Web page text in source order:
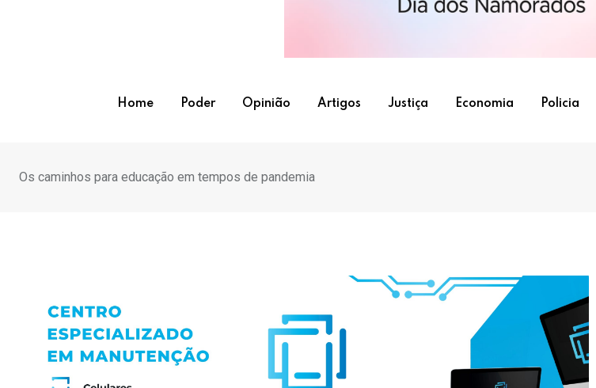
Home Poder Opinião Artigos Justiça Economia Policia
Os caminhos para educação em tempos de pandemia